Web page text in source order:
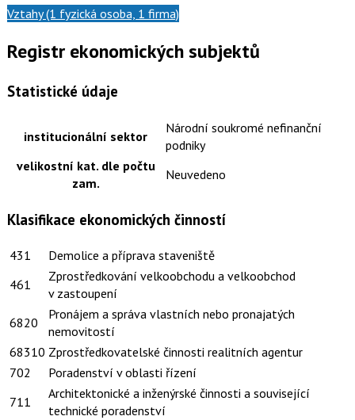
Vztahy (1 fyzická osoba, 1 firma)
Registr ekonomických subjektů
Statistické údaje
institucionální sektor
Národní soukromé nefinanční
podniky
velikostní kat. dle počtu
zam.
Neuvedeno
Klasifikace ekonomických činností
431
Demolice a příprava staveniště
461
Zprostředkování velkoobchodu a velkoobchod
v zastoupení
6820
Pronájem a správa vlastních nebo pronajatých
nemovitostí
68310 Zprostředkovatelské činnosti realitních agentur
702
Poradenství v oblasti řízení
711
Architektonické a inženýrské činnosti a související
technické poradenství